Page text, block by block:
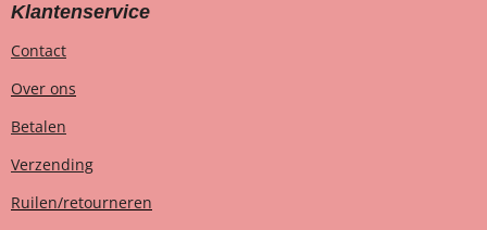
Klantenservice
Contact
Over ons
Betalen
Verzending
Ruilen/retourneren